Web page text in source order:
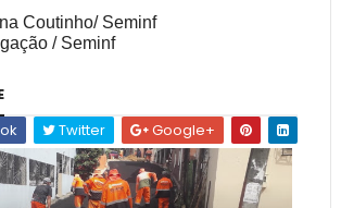
Coutinho/ Seminf
/ Seminf
Twitter Google+